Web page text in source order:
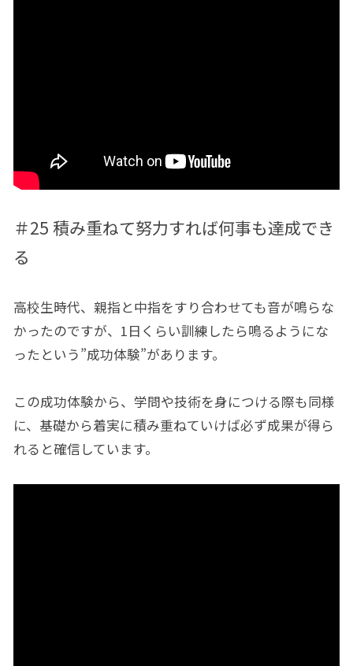
＃25 積み重ねて努力すれば何事も達成でき
る
高校生時代、親指と中指をすり合わせても音が鳴らな
かったのですが、1日くらい訓練したら鳴るようにな
ったという”成功体験”があります。
この成功体験から、学問や技術を身につける際も同様
に、基礎から着実に積み重ねていけば必ず成果が得ら
れると確信しています。